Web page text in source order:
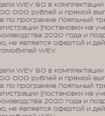
WEY 80 в
000 рублей и прямой
по программе Лояльный
(постановки на
2020 года и
не является офертой и
WEY.
WEY 80 в
000 рублей и прямой
по программе Лояльный
(постановки на
2020 года и
не является офертой и